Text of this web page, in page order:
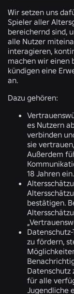
Wir setzen uns
Spieler aller
bereichernd sind,
alle Nutzer
interagieren,
machen wir einen
kündigen eine
an.
Dazu gehören:
es Nutzern
verbinden
sie
Außerdem
18 Jahren ein.
bestätigen.
Datenschutz-
zu fördern,
Datenschutz
für alle
Jugendliche